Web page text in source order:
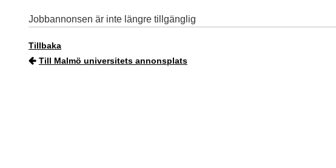
Jobbannonsen är inte längre tillgänglig
Tillbaka
Till Malmö universitets annonsplats